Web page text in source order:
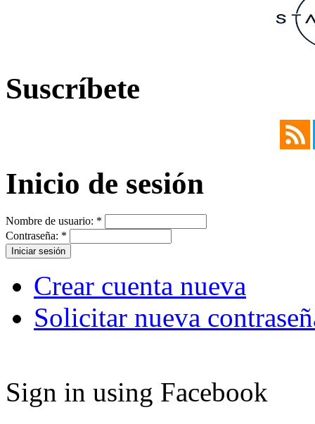
Suscríbete
Inicio de sesión
Nombre de usuario: *
Contraseña: *
Crear cuenta nueva
Solicitar nueva
Sign in using Facebook